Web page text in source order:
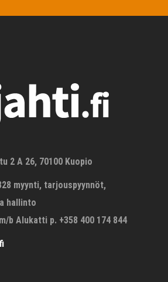
2 A 26, 70100 Kuopio
myynti, tarjouspyynnöt,
hallinto
b Alukatti p. +358 400 174 844